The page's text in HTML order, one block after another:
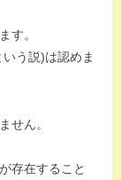
す。
う説)は認めま
せん。
存在すること